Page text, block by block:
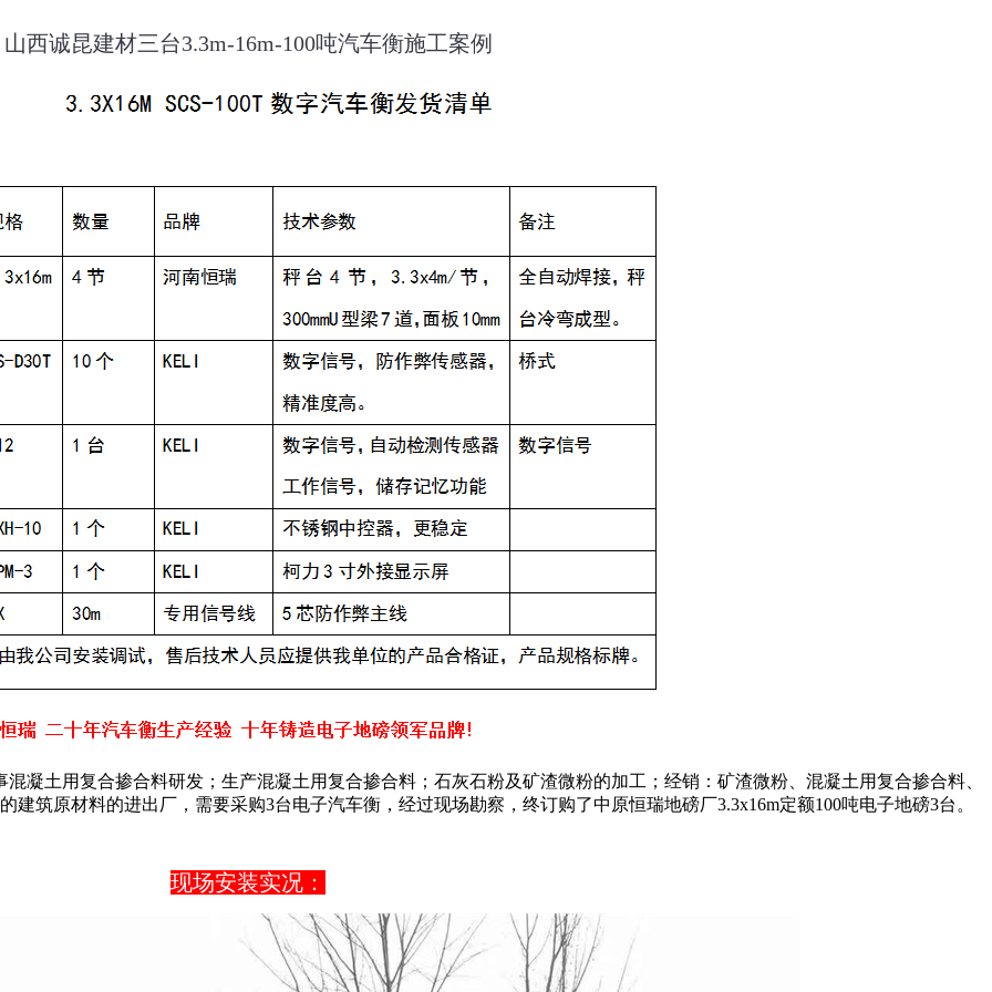
山西诚昆建材三台3.3m-16m-100吨汽车衡施工案例
凝土用复合掺合料研发；生产混凝土用复合掺合料；石灰石粉及矿渣微粉的加工；经销：矿渣微粉、混凝土用复合掺合料、
筑原材料的进出厂，需要采购3台电子汽车衡，经过现场勘察，终订购了中原恒瑞地磅厂3.3x16m定额100吨电子地磅3台。
现场安装实况：